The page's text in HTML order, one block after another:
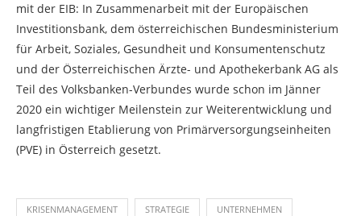
mit der EIB: In Zusammenarbeit mit der Europäischen
Investitionsbank, dem österreichischen Bundesministerium
für Arbeit, Soziales, Gesundheit und Konsumentenschutz
und der Österreichischen Ärzte- und Apothekerbank AG als
Teil des Volksbanken-Verbundes wurde schon im Jänner
2020 ein wichtiger Meilenstein zur Weiterentwicklung und
langfristigen Etablierung von Primärversorgungseinheiten
(PVE) in Österreich gesetzt.
KRISENMANAGEMENT STRATEGIE UNTERNEHMEN